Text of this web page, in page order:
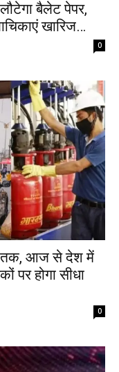
बैलेट पेपर,
खारिज…
0
तक, आज से देश में
पर होगा सीधा
0